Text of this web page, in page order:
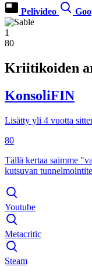
Pelivideo
1
80
Kriitikoiden
KonsoliFIN
Lisätty yli 4 vuotta
80
Tällä kertaa saimme
kutsuvan
Youtube
Metacritic
Steam